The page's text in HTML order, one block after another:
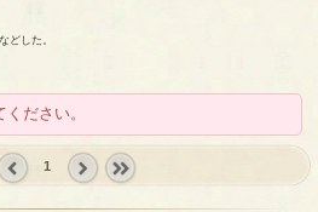
どした。
ださい。
1